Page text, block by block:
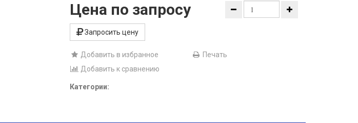
Цена по запросу
Запросить цену
Добавить в избранное
Печать
Добавить к сравнению
Категории: